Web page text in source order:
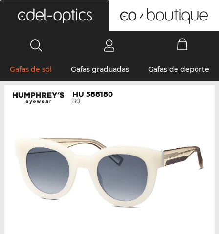
Gafas de sol Gafas graduadas Gafas de deporte
HU 588180
80